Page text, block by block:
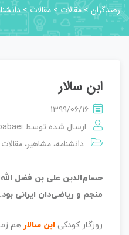
رصدگران>مقالات> مقالات>
ابن سالار
1399/06/16
ارسال شده توسط
دانشنامه، مشاهیر، مقالات
حسام‌الدین علی بن فضل الله
منجم و ریاضی‌دان ایرانی بود.
روزگار کودکی ابن سالار هم